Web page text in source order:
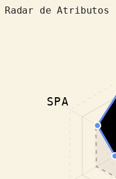
Radar de Atributos
SPA